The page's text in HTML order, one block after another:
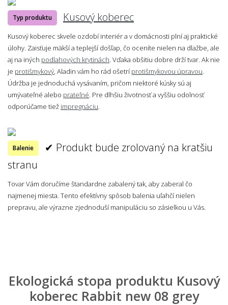
Typ produktu Kusový koberec
Kusový koberec skvele ozdobí interiér a v domácnosti plní aj praktické
úlohy. Zaisťuje mäkší a teplejší došľap, čo oceníte nielen na dlažbe, ale
aj na iných podlahových krytinách . Vďaka obšitiu dobre drží tvar. Ak nie
je protišmykový , Aladin vám ho rád ošetríprotišmykovou úpravou
Údržba je jednoduchá vysávaním, pričom niektoré kúsky sú aj
umývateľné alebo prateľné . Pre dlhšiu životnosť a vyššiu odolnosť
odporúčame tiež impregnáciu
Balenie
✔ Produkt bude zrolovaný na kratšiu
stranu
Tovar Vám doručíme štandardne zabalený tak, aby zaberal čo
najmenej miesta. Tento efektívny spôsob balenia uľahčí nielen
prepravu, ale výrazne zjednoduší manipuláciu so zásielkou u Vás.
Ekologická stopa produktu Kusový
koberec Rabbit new 08 grey